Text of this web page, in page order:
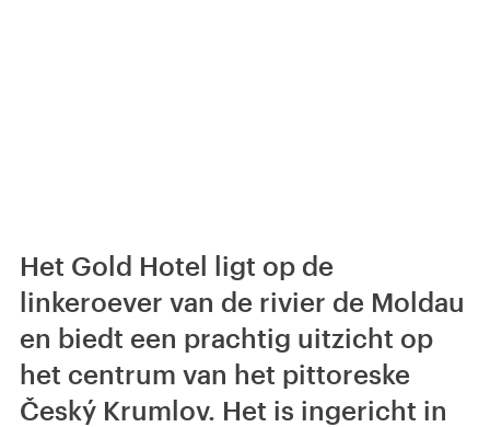
Het Gold Hotel ligt op de
linkeroever van de rivier de Moldau
en biedt een prachtig uitzicht op
het centrum van het pittoreske
Český Krumlov. Het is ingericht in